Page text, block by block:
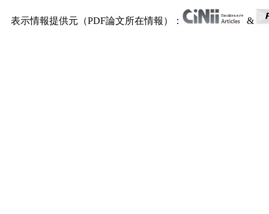
表示情報提供元（PDF論文所在情報）： &